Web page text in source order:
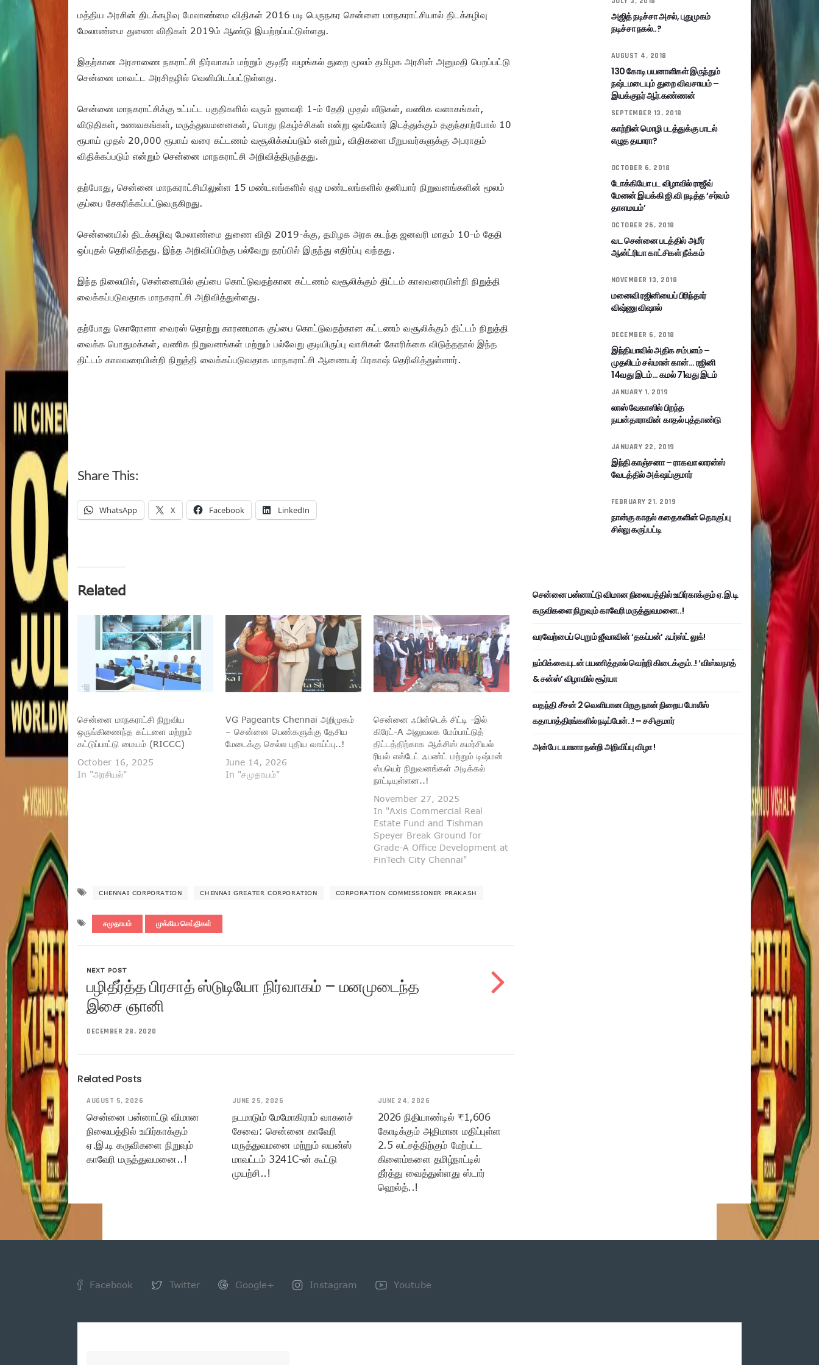
மத்திய அரசின் திடக்கழிவு மேலாண்மை விதிகள் 2016 படி பெருநகர சென்னை மாநகராட்சியால் திடக்கழிவு
மேலாண்மை துணை விதிகள் 2019ம் ஆண்டு இயற்றப்பட்டுள்ளது.
இதற்கான அரசாணை நகராட்சி நிர்வாகம் மற்றும் குடிநீர் வழங்கல் துறை மூலம் தமிழக அரசின் அனுமதி பெறப்பட்டு
சென்னை மாவட்ட அரசிதழில் வெளியிடப்பட்டுள்ளது.
சென்னை மாநகராட்சிக்கு உட்பட்ட பகுதிகளில் வரும் ஜனவரி 1-ம் தேதி முதல் வீடுகள், வணிக வளாகங்கள்,
விடுதிகள், உணவகங்கள், மருத்துவமனைகள், பொது நிகழ்ச்சிகள் என்று ஒவ்வோர் இடத்துக்கும் தகுந்தாற்போல் 10
ரூபாய் முதல் 20,000 ரூபாய் வரை கட்டணம் வசூலிக்கப்படும் என்றும், விதிகளை மீறுபவர்களுக்கு அபராதம்
விதிக்கப்படும் என்றும் சென்னை மாநகராட்சி அறிவித்திருந்தது.
தற்போது, சென்னை மாநகராட்சியிலுள்ள 15 மண்டலங்களில் ஏழு மண்டலங்களில் தனியார் நிறுவனங்களின் மூலம்
குப்பை சேகரிக்கப்பட்டுவருகிறது.
சென்னையில் திடக்கழிவு மேலாண்மை துணை விதி 2019-க்கு, தமிழக அரசு கடந்த ஜனவரி மாதம் 10-ம் தேதி
ஒப்புதல் தெரிவித்தது. இந்த அறிவிப்பிற்கு பல்வேறு தரப்பில் இருந்து எதிர்ப்பு வந்தது.
இந்த நிலையில், சென்னையில் குப்பை கொட்டுவதற்கான கட்டணம் வசூலிக்கும் திட்டம் காலவரையின்றி நிறுத்தி
வைக்கப்படுவதாக மாநகராட்சி அறிவித்துள்ளது.
தற்போது கொரோனா வைரஸ் தொற்று காரணமாக குப்பை கொட்டுவதற்கான கட்டணம் வசூலிக்கும் திட்டம் நிறுத்தி
வைக்க பொதுமக்கள், வணிக நிறுவனங்கள் மற்றும் பல்வேறு குடியிருப்பு வாசிகள் கோரிக்கை விடுத்ததால் இந்த
திட்டம் காலவரையின்றி நிறுத்தி வைக்கப்படுவதாக மாநகராட்சி ஆணையர் பிரகாஷ் தெரிவித்துள்ளார்.
Share This:
WhatsApp X Facebook LinkedIn
Related
சென்னை மாநகராட்சி நிறுவிய
ஒருங்கிணைந்த கட்டளை மற்றும்
கட்டுப்பாட்டு மையம் (RICCC)
October 16, 2025
In "அரசியல்"
VG Pageants Chennai அறிமுகம்
– சென்னை பெண்களுக்கு தேசிய
மேடைக்கு செல்ல புதிய வாய்ப்பு..!
June 14, 2026
In "சமுதாயம்"
சென்னை ஃபின்டெக் சிட்டி -இல்
கிரேட்-A அலுவலக மேம்பாட்டுத்
திட்டத்திற்காக ஆக்சிஸ் கமர்சியல்
ரியல் எஸ்டேட் ஃபண்ட் மற்றும் டிஷ்மன்
ஸ்பயெர் நிறுவனங்கள் அடிக்கல்
நாட்டியுள்ளன..!
November 27, 2025
In "Axis Commercial Real
Estate Fund and Tishman
Speyer Break Ground for
Grade-A Office Development at
FinTech City Chennai"
CHENNAI CORPORATION CHENNAI GREATER CORPORATION CORPORATION COMMISSIONER PRAKASH
சமுதாயம் முக்கிய செய்திகள்
NEXT POST
பழிதீர்த்த பிரசாத் ஸ்டுடியோ நிர்வாகம் – மனமுடைந்த
இசை ஞானி
DECEMBER 28, 2020
Related Posts
AUGUST 5, 2026
சென்னை பன்னாட்டு விமான
நிலையத்தில் உயிர்காக்கும்
ஏ.இ.டி கருவிகளை நிறுவும்
காவேரி மருத்துவமனை..!
JUNE 25, 2026
நடமாடும் மேமோகிராம் வாகனச்
சேவை: சென்னை காவேரி
மருத்துவமனை மற்றும் லயன்ஸ்
மாவட்டம் 3241C-ன் கூட்டு
முயற்சி..!
JUNE 24, 2026
2026 நிதியாண்டில் ₹1,606
கோடிக்கும் அதிமான மதிப்புள்ள
2.5 லட்சத்திற்கும் மேற்பட்ட
கிளைம்களை தமிழ்நாட்டில்
தீர்த்து வைத்துள்ளது ஸ்டார்
ஹெல்த்..!
அஜித் நடிச்சா அசல், புதுமுகம்
நடிச்சா நகல்..?
AUGUST 4, 2018
130 கோடி பயனாளிகள் இருந்தும்
நஷ்டமடையும் துறை விவசாயம் –
இயக்குநர் ஆர்.கண்ணன்
SEPTEMBER 13, 2018
காற்றின் மொழி படத்துக்கு பாடல்
எழுத தயாரா?
OCTOBER 6, 2018
டோக்கியோ பட விழாவில் ராஜீவ்
மேனன் இயக்கி ஜி.வி நடித்த ‘சர்வம்
தாளமயம்’
OCTOBER 26, 2018
வட சென்னை படத்தில் அமீர்
ஆன்ட்ரியா காட்சிகள் நீக்கம்
NOVEMBER 13, 2018
மனைவி ரஜினியைப் பிரிந்தார்
விஷ்ணு விஷால்
DECEMBER 6, 2018
இந்தியாவில் அதிக சம்பளம் –
முதலிடம் சல்மான் கான்… ரஜினி
14வது இடம்… கமல் 71வது இடம்
JANUARY 1, 2019
லாஸ் வேகாஸில் பிறந்த
நயன்தாராவின் காதல் புத்தாண்டு
JANUARY 22, 2019
இந்தி காஞ்சனா – ராகவா லாரன்ஸ்
வேடத்தில் அக்‌ஷய்குமார்
FEBRUARY 21, 2019
நான்கு காதல் கதைகளின் தொகுப்பு
சில்லு கருப்பட்டி
சென்னை பன்னாட்டு விமான நிலையத்தில் உயிர்காக்கும் ஏ.இ.டி
கருவிகளை நிறுவும் காவேரி மருத்துவமனை..!
வரவேற்பைப் பெறும் ஜீவாவின் ‘தகப்பன்’ ஃபர்ஸ்ட் லுக்!
நம்பிக்கையுடன் பயணித்தால் வெற்றி கிடைக்கும்..! ‘விஸ்வநாத்
& சன்ஸ்’ விழாவில் சூர்யா
வதந்தி சீசன் 2 வெளியான பிறகு நான் நிறைய போலீஸ்
கதாபாத்திரங்களில் நடிப்பேன்..! – சசிகுமார்
அன்பே டயானா நன்றி அறிவிப்பு விழா !
Facebook Twitter Google+ Instagram Youtube